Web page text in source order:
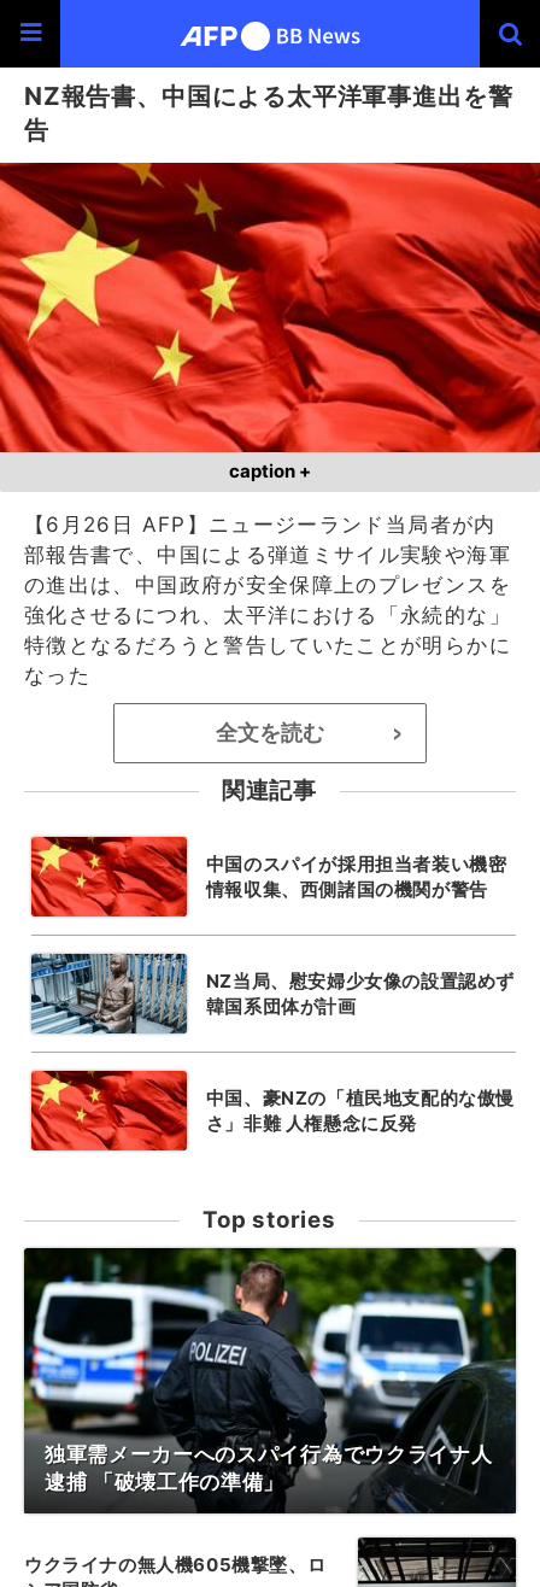
NZ報告書、中国による太平洋軍事進出を警
告
caption +
【6月26日 AFP】ニュージーランド当局者が内
部報告書で、中国による弾道ミサイル実験や海軍
の進出は、中国政府が安全保障上のプレゼンスを
強化させるにつれ、太平洋における「永続的な」
特徴となるだろうと警告していたことが明らかに
なった
全文を読む >
関連記事
中国のスパイが採用担当者装い機密
情報収集、西側諸国の機関が警告
NZ当局、慰安婦少女像の設置認めず
韓国系団体が計画
中国、豪NZの「植民地支配的な傲慢
さ」非難 人権懸念に反発
Top stories
独軍需メーカーへのスパイ行為でウクライナ人
逮捕 「破壊工作の準備」
ウクライナの無人機605機撃墜、ロ